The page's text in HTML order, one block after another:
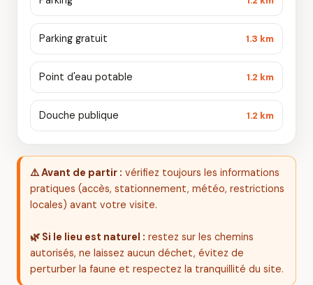
Parking gratuit 1.3 km
Point d'eau potable 1.2 km
Douche publique 1.2 km
⚠️ Avant de partir : vérifiez toujours les informations
pratiques (accès, stationnement, météo, restrictions
locales) avant votre visite.
🌿 Si le lieu est naturel : restez sur les chemins
autorisés, ne laissez aucun déchet, évitez de
perturber la faune et respectez la tranquillité du site.